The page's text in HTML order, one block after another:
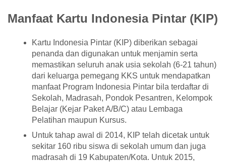
Manfaat Kartu Indonesia Pintar (KIP)
Kartu Indonesia Pintar (KIP) diberikan sebagai
penanda dan digunakan untuk menjamin serta
memastikan seluruh anak usia sekolah (6-21 tahun)
dari keluarga pemegang KKS untuk mendapatkan
manfaat Program Indonesia Pintar bila terdaftar di
Sekolah, Madrasah, Pondok Pesantren, Kelompok
Belajar (Kejar Paket A/B/C) atau Lembaga
Pelatihan maupun Kursus.
Untuk tahap awal di 2014, KIP telah dicetak untuk
sekitar 160 ribu siswa di sekolah umum dan juga
madrasah di 19 Kabupaten/Kota. Untuk 2015,